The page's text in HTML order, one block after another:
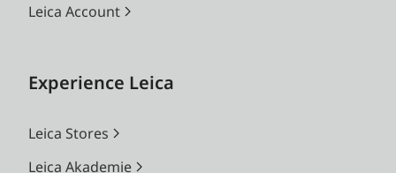
Leica Account
Experience Leica
Leica Stores
Leica Akademie